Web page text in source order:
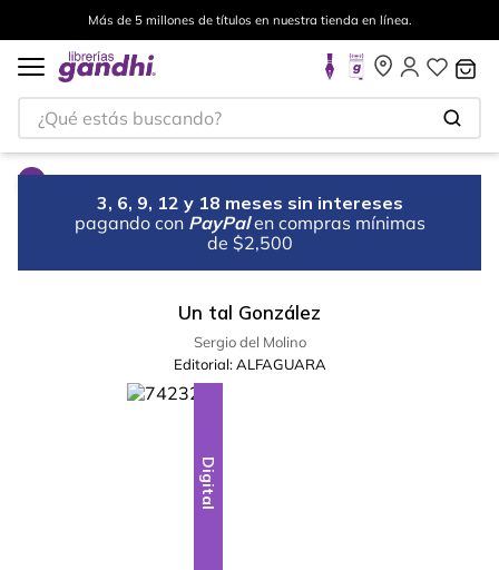
Más de 5 millones de títulos en nuestra tienda en línea.
¿Qué estás buscando?
3, 6, 9, 12 y 18 meses sin intereses
pagando con PayPal en compras mínimas
de $2,500
Un tal González
Sergio del Molino
Editorial: ALFAGUARA
Digital